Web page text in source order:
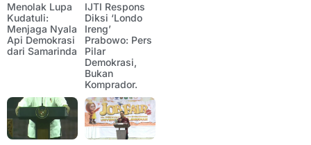
Menolak Lupa
Kudatuli:
Menjaga Nyala
Api Demokrasi
dari Samarinda
IJTI Respons
Diksi ‘Londo
Ireng’
Prabowo: Pers
Pilar
Demokrasi,
Bukan
Komprador.